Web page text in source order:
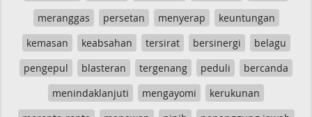
meranggas
persetan menyerap
keuntungan
kemasan
keabsahan tersirat bersinergi
belagu
pengepul
blasteran tergenang peduli
bercanda
menindaklanjuti
mengayomi
kerukunan